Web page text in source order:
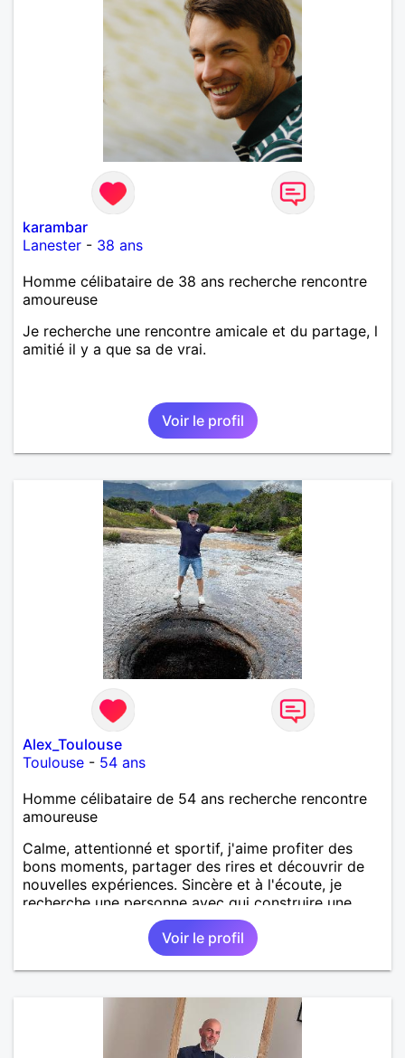
karambar
Lanester - 38 ans
Homme célibataire de 38 ans recherche rencontre
amoureuse
Je recherche une rencontre amicale et du partage, l
amitié il y a que sa de vrai.
Voir le profil
Alex_Toulouse
Toulouse - 54 ans
Homme célibataire de 54 ans recherche rencontre
amoureuse
Calme, attentionné et sportif, j'aime profiter des
bons moments, partager des rires et découvrir de
nouvelles expériences. Sincère et à l'écoute, je
recherche une personne avec qui construire une
belle complicité et une relation authentique.
Voir le profil